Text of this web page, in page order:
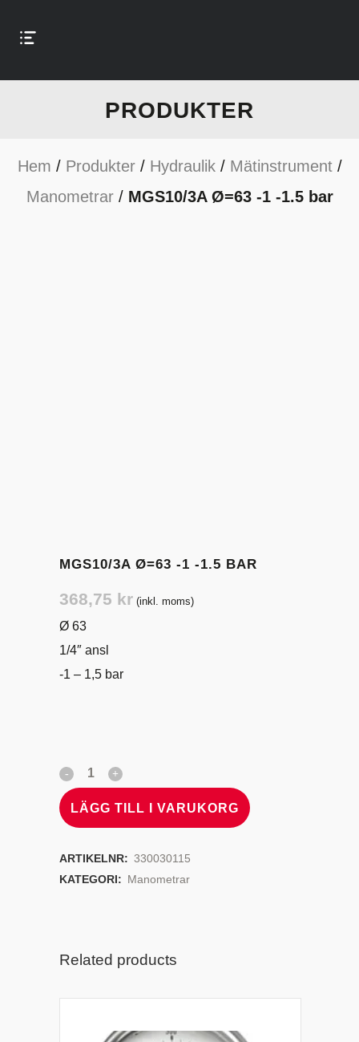
PRODUKTER
Hem / Produkter/ Hydraulik/ Mätinstrument/
Manometrar/ MGS10/3A Ø=63 -1 -1.5 bar
MGS10/3A Ø=63 -1 -1.5 BAR
368,75 kr (inkl. moms)
Ø 63
1/4″ ansl
-1 – 1,5 bar
LÄGG TILL I VARUKORG
ARTIKELNR: 330030115
KATEGORI: Manometrar
Related products